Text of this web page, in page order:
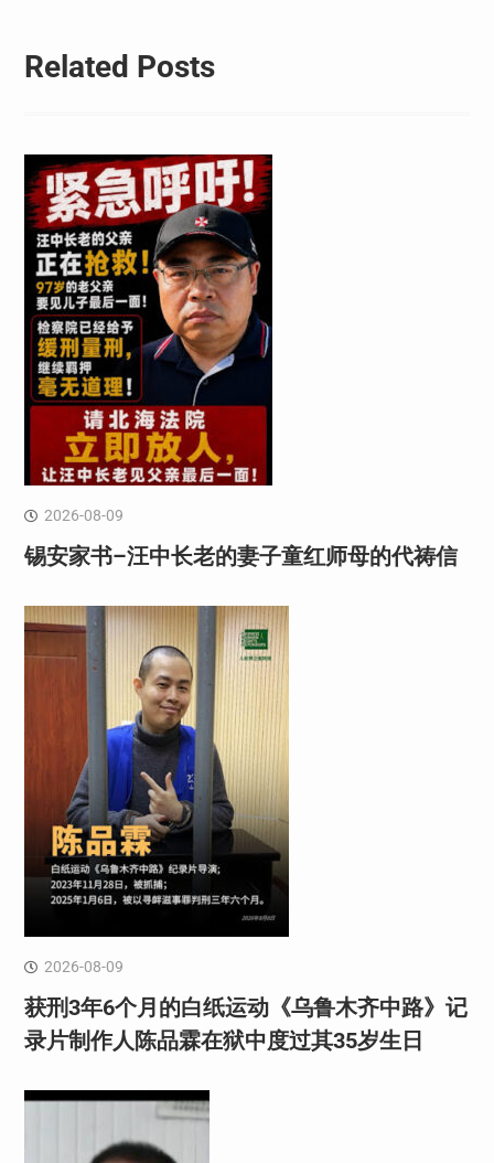
Related Posts
2026-08-09
锡安家书–汪中长老的妻子童红⁩师母的代祷信
2026-08-09
获刑3年6个月的白纸运动《乌鲁木齐中路》记
录片制作人陈品霖在狱中度过其35岁生日